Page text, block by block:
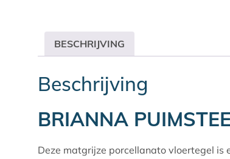
BESCHRIJVING
Beschrijving
BRIANNA
Deze matgrijze porcellanato vloertegel is